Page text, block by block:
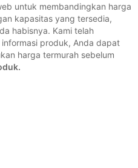
untuk membandingkan harga
kapasitas yang tersedia,
habisnya. Kami telah
produk, Anda dapat
harga termurah sebelum